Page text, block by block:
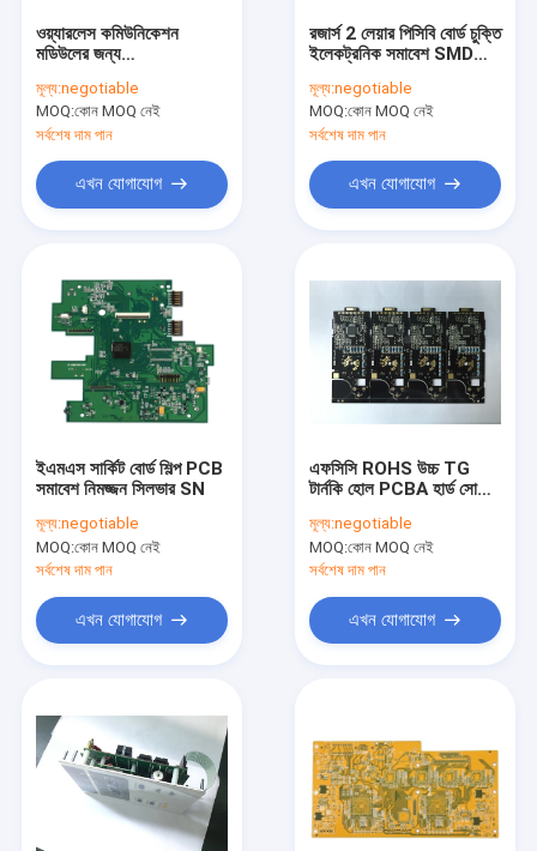
ওয়্যারলেস কমিউনিকেশন
মডিউলের জন্য
FR4 ইন্ডাস্ট্রিয়াল PCB
সমাবেশ
মূল্য:negotiable
MOQ:কোন MOQ নেই
সর্বশেষ দাম পান
এখন যোগাযোগ
রজার্স 2 লেয়ার পিসিবি বোর্ড চুক্তি
ইলেকট্রনিক সমাবেশ SMD
মূল্য:negotiable
MOQ:কোন MOQ নেই
সর্বশেষ দাম পান
এখন যোগাযোগ
ইএমএস সার্কিট বোর্ড শিল্প PCB
সমাবেশ নিমজ্জন সিলভার SN
মূল্য:negotiable
MOQ:কোন MOQ নেই
সর্বশেষ দাম পান
এখন যোগাযোগ
এফসিসি ROHS উচ্চ TG
টার্নকি হোল PCBA হার্ড সোনার
মূল্য:negotiable
MOQ:কোন MOQ নেই
সর্বশেষ দাম পান
এখন যোগাযোগ